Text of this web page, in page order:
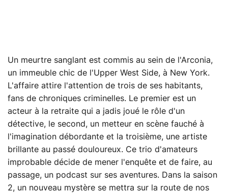
Un meurtre sanglant est commis au sein de l'Arconia,
un immeuble chic de l'Upper West Side, à New York.
L'affaire attire l'attention de trois de ses habitants,
fans de chroniques criminelles. Le premier est un
acteur à la retraite qui a jadis joué le rôle d'un
détective, le second, un metteur en scène fauché à
l'imagination débordante et la troisième, une artiste
brillante au passé douloureux. Ce trio d'amateurs
improbable décide de mener l'enquête et de faire, au
passage, un podcast sur ses aventures. Dans la saison
2, un nouveau mystère se mettra sur la route de nos